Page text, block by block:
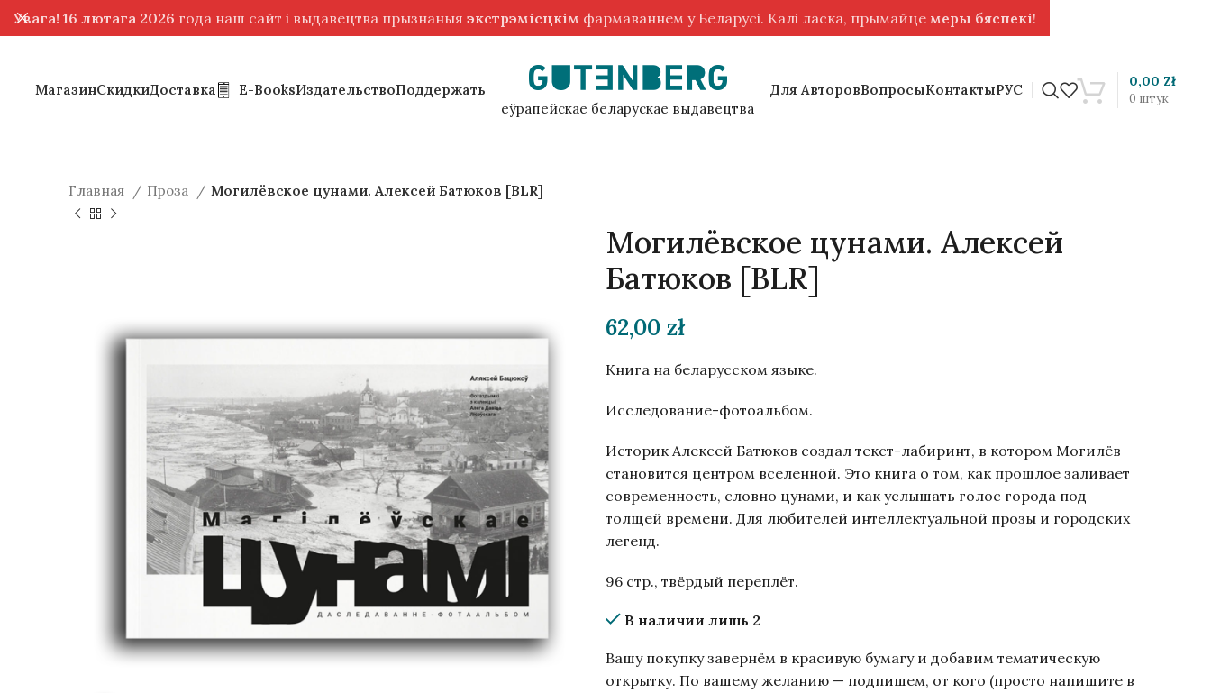
МагазинСкидкиДоставка E-BooksИздательствоПоддержать
еўрапейскае беларускае выдавецтва
Для АвторовВопросыКонтактыРУС
0 штук
0,00 Zł
Главная Проза Могилёвское цунами. Алексей Батюков [BLR]
Могилёвское цунами. Алексей
Батюков [BLR]
62,00 zł
Книга на беларусском языке.
Исследование-фотоальбом.
Историк Алексей Батюков создал текст-лабиринт, в котором Могилёв
становится центром вселенной. Это книга о том, как прошлое заливает
современность, словно цунами, и как услышать голос города под
толщей времени. Для любителей интеллектуальной прозы и городских
легенд.
96 стр., твёрдый переплёт.
В наличии лишь 2
Вашу покупку завернём в красивую бумагу и добавим тематическую
открытку. По вашему желанию — подпишем, от кого (просто напишите в
Увага! 16 лютага 2026 года наш сайт і выдавецтва прызнаныя экстрэмісцкім фармаваннем у Беларусі. Калі ласка, прымайце меры бяспекі!